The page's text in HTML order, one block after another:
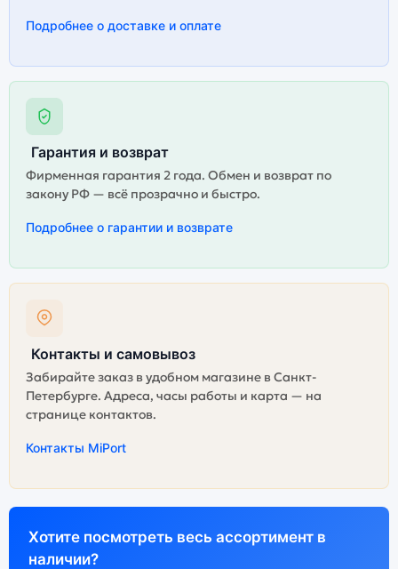
оригинальная версия может стоить дешевле, но
Подробнее о доставке и оплате
Гарантия и возврат
Фирменная гарантия 2 года. Обмен и возврат по
закону РФ — всё прозрачно и быстро.
Подробнее о гарантии и возврате
Контакты и самовывоз
Забирайте заказ в удобном магазине в Санкт-
Петербурге. Адреса, часы работы и карта — на
странице контактов.
Контакты MiPort
Хотите посмотреть весь ассортимент в
наличии?